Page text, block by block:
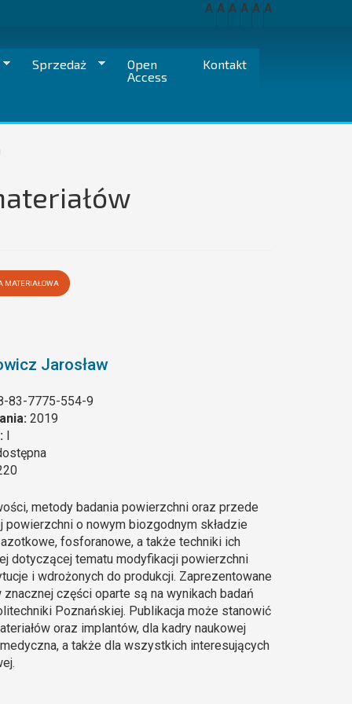
A A A A A A
Sprzedaż
Open
Access
Kontakt
MATERIAŁOWA
Jarosław
83-7775-554-9
2019
I
metody badania powierzchni oraz przede
o nowym biozgodnym składzie
fosforanowe, a także techniki ich
dotyczącej tematu modyfikacji powierzchni
i wdrożonych do produkcji. Zaprezentowane
części oparte są na wynikach badań
Poznańskiej. Publikacja może stanowić
oraz implantów, dla kadry naukowej
a także dla wszystkich interesujących